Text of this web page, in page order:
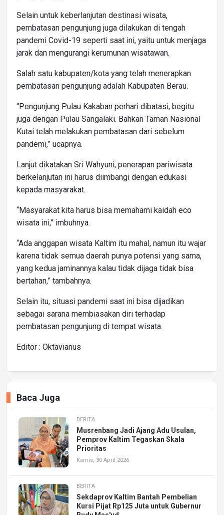
Selain untuk keberlanjutan destinasi wisata,
pembatasan pengunjung juga dilakukan di tengah
pandemi Covid-19 seperti saat ini, yaitu untuk menjaga
jarak dan mengurangi kerumunan wisatawan.
Salah satu kabupaten/kota yang telah menerapkan
pembatasan pengunjung adalah Kabupaten Berau.
“Pengunjung Pulau Kakaban perhari dibatasi, begitu
juga dengan Pulau Sangalaki. Bahkan Taman Nasional
Kutai telah melakukan pembatasan dari sebelum
pandemi,” ucapnya.
Lanjut dikatakan Sri Wahyuni, penerapan pariwisata
berkelanjutan ini harus diimbangi dengan edukasi
kepada masyarakat.
“Masyarakat kita harus bisa memahami kaidah eco
wisata ini,” imbuhnya.
“Ada anggapan wisata Kaltim itu mahal, namun itu wajar
karena tidak semua daerah punya potensi yang sama,
yang kedua jaminannya kalau tidak dijaga tidak bisa
bertahan,” tambahnya.
Selain itu, situasi pandemi saat ini bisa dijadikan
sebagai sarana membiasakan diri terhadap
pembatasan pengunjung di tempat wisata.
Editor : Oktavianus
Baca Juga
BERITA
Musrenbang Jadi Ajang Adu Usulan,
Pemprov Kaltim Tegaskan Skala
Prioritas
Kamis, 30 April 2026
BERITA
Sekdaprov Kaltim Bantah Pembelian
Kursi Pijat Rp125 Juta untuk Gubernur